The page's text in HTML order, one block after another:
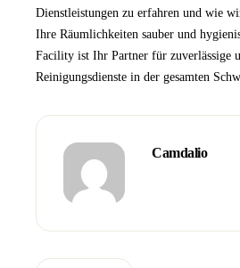
Dienstleistungen zu erfahren und wie
Ihre Räumlichkeiten sauber und
Facility ist Ihr Partner für zuverlässige
Reinigungsdienste in der gesamten
Camdalio